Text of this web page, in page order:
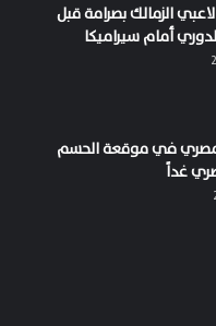
الزمالك بصرامة قبل
أمام سيراميكا
في موقعة الحسم
غداً